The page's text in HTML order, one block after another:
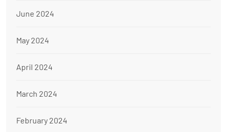
June 2024
May 2024
April 2024
March 2024
February 2024